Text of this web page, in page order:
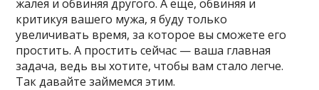
жалея и обвиняя другого. А еще, обвиняя и
критикуя вашего мужа, я буду только
увеличивать время, за которое вы сможете его
простить. А простить сейчас — ваша главная
задача, ведь вы хотите, чтобы вам стало легче.
Так давайте займемся этим.